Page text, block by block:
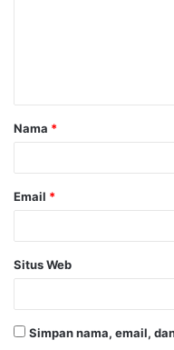
a
r
Nama *
Email *
Situs Web
Simpan nama, email,